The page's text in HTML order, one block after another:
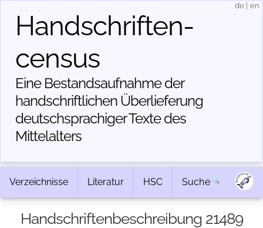
Handschriften­
census
Eine Bestandsaufnahme der
handschriftlichen Über­lieferung
deutschsprachiger Texte des
Mittelalters
de en
Verzeichnisse Literatur HSC Suche
Handschriftenbeschreibung 21489